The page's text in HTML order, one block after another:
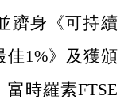
躋身《可持續
佳1%》及獲頒
富時羅素FTSE